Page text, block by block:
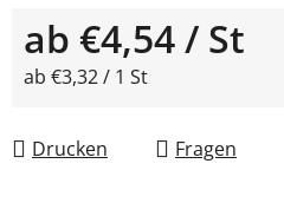
ab €4,54/ St
Verkaufspreis:
ab €3,32 / 1 St
Drucken Fragen